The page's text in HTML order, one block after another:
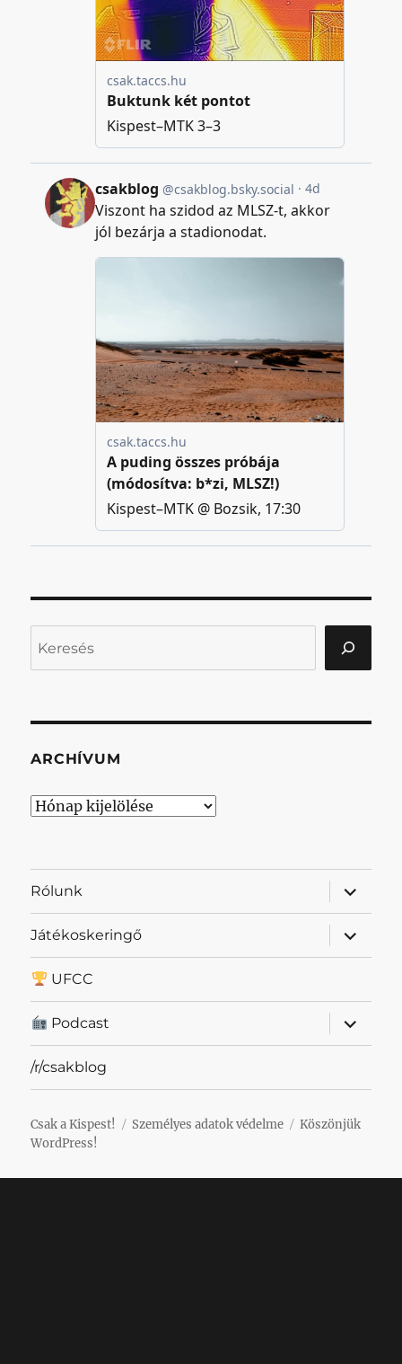
ARCHÍVUM
Archívum
Rólunk
almenü
Játékoskeringő
almenü
UFCC
Podcast
almenü
/r/csakblog
Csak a Kispest! Személyes adatok védelme
Köszönjük
WordPress!